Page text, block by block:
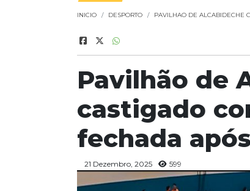
INICIO DESPORTO PAVILHAO DE ALCABIDECHE
Pavilhão de
castigado
fechada
21 Dezembro, 2025 599